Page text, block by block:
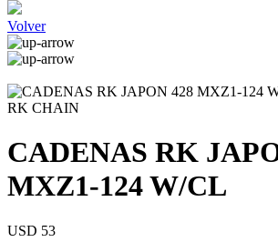
Volver
RK CHAIN
CADENAS RK
MXZ1-124 W/CL
USD 53